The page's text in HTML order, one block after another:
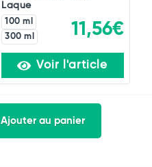
Laque
100 ml
300 ml
11,56€
Voir l'article
Ajouter au panier